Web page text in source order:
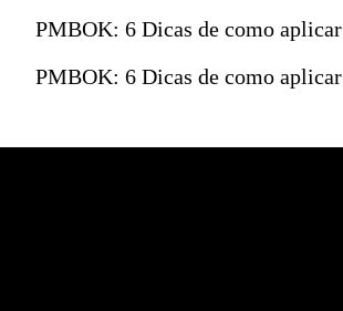
PMBOK: 6 Dicas de como aplicar
PMBOK: 6 Dicas de como aplicar